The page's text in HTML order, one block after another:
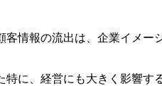
情報の流出は、企業イメー
に、経営にも大きく影響す